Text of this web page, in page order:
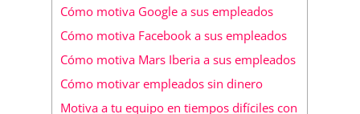
Cómo motiva Google a sus empleados
Cómo motiva Facebook a sus empleados
Cómo motiva Mars Iberia a sus empleados
Cómo motivar empleados sin dinero
Motiva a tu equipo en tiempos difíciles con